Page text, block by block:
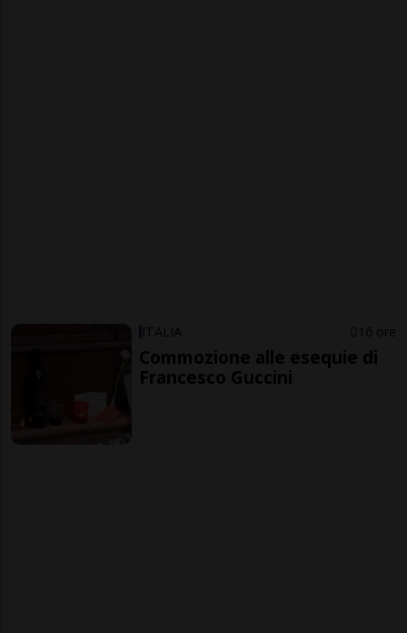
ITALIA 16 ore
Commozione alle esequie di
Francesco Guccini